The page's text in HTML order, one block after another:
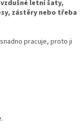
vzdušné letní šaty,
zástěry nebo třeba
pracuje, proto ji